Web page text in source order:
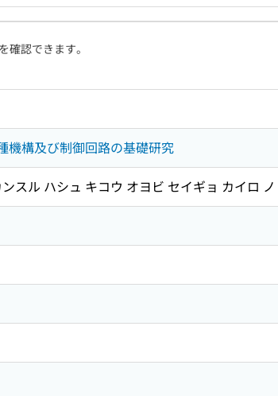
認できます。
機構及び制御回路の基礎研究
スル ハシュ キコウ オヨビ セイギョ カイロ